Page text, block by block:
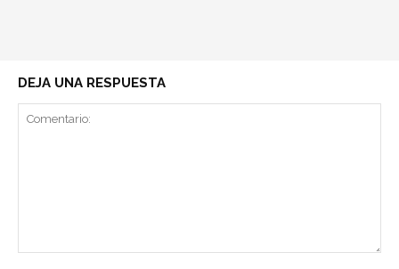
DEJA UNA RESPUESTA